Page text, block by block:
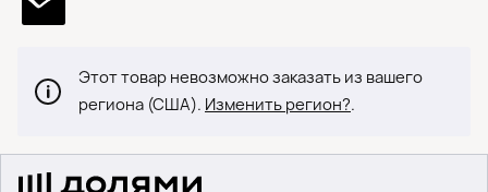
Этот товар невозможно заказать из вашего
региона (США). Изменить регион?.